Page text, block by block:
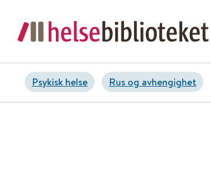
Psykisk helse Rus og avhengighet